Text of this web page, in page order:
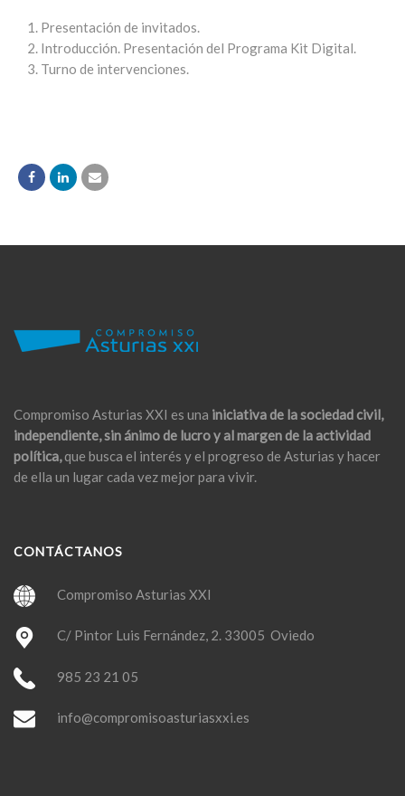
Presentación de invitados.
Introducción. Presentación del Programa Kit Digital.
Turno de intervenciones.
Compromiso Asturias XXI es una iniciativa de la sociedad civil,
independiente, sin ánimo de lucro y al margen de la actividad
política,que busca el interés y el progreso de Asturias y hacer
de ella un lugar cada vez mejor para vivir.
CONTÁCTANOS
Compromiso Asturias XXI
C/ Pintor Luis Fernández, 2. 33005 Oviedo
985 23 21 05
info@compromisoasturiasxxi.es